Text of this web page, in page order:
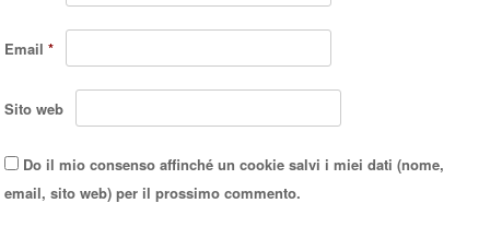
Email*
Sito web
Do il mio consenso affinché un cookie salvi i miei dati (nome,
email, sito web) per il prossimo commento.